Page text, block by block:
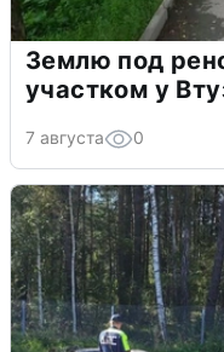
Землю под
участком у
7 августа 0